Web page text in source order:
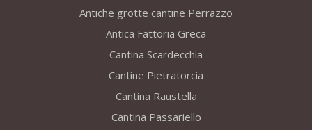
Antiche grotte cantine Perrazzo
Antica Fattoria Greca
Cantina Scardecchia
Cantine Pietratorcia
Cantina Raustella
Cantina Passariello